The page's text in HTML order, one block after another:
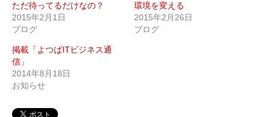
ただ待ってるだけなの？
2015年2月1日
ブログ
環境を変える
2015年2月26日
ブログ
掲載「よつばITビジネス通
信」
2014年8月18日
お知らせ